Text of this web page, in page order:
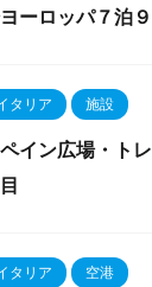
ーロッパ７泊
タリア 施設
イン広場・ト
タリア 空港